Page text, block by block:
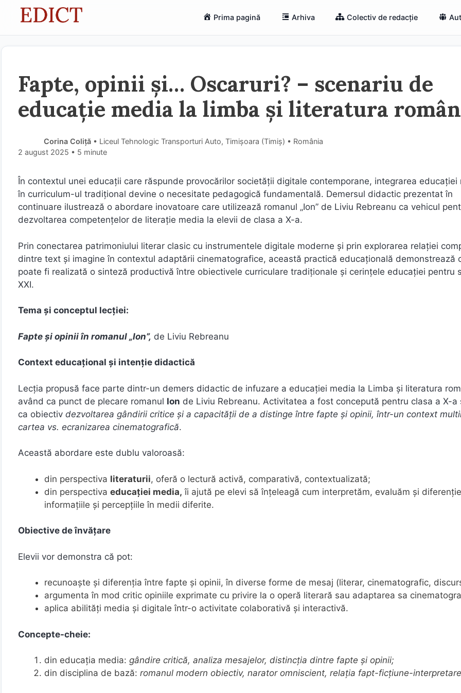
Prima pagină Arhiva Colectiv de redacție
Fapte, opinii și… Oscaruri? – scenariu de
educație media la limba și literatura
Corina Coliță • Liceul Tehnologic Transporturi Auto, Timișoara (Timiş) • România
2 august 2025 • 5 minute
În contextul unei educații care răspunde provocărilor societății digitale contemporane, integrarea educației
în curriculum-ul tradițional devine o necesitate pedagogică fundamentală. Demersul didactic prezentat în
continuare ilustrează o abordare inovatoare care utilizează romanul „Ion” de Liviu Rebreanu ca vehicul
dezvoltarea competențelor de literație media la elevii de clasa a X-a.
Prin conectarea patrimoniului literar clasic cu instrumentele digitale moderne și prin explorarea relației
dintre text și imagine în contextul adaptării cinematografice, această practică educațională demonstrează
poate fi realizată o sinteză productivă între obiectivele curriculare tradiționale și cerințele educației pentru
XXI.
Tema și conceptul lecției:
Fapte și opinii în romanul „Ion”, de Liviu Rebreanu
Context educațional și intenție didactică
Lecția propusă face parte dintr-un demers didactic de infuzare a educației media la Limba și literatura
având ca punct de plecare romanul Ion de Liviu Rebreanu. Activitatea a fost concepută pentru clasa a X-a
ca obiectiv dezvoltarea gândirii critice și a capacității de a distinge între fapte și opinii, într-un context
cartea vs. ecranizarea cinematografică.
Această abordare este dublu valoroasă:
din perspectiva literaturii, oferă o lectură activă, comparativă, contextualizată;
din perspectiva educației media, îi ajută pe elevi să înțeleagă cum interpretăm, evaluăm și
informațiile și percepțiile în medii diferite.
Obiective de învățare
Elevii vor demonstra că pot:
recunoaște și diferenția între fapte și opinii, în diverse forme de mesaj (literar, cinematografic,
argumenta în mod critic opiniile exprimate cu privire la o operă literară sau adaptarea sa
aplica abilități media și digitale într-o activitate colaborativă și interactivă.
Concepte-cheie:
din educația media: gândire critică, analiza mesajelor, distincția dintre fapte și opinii;
din disciplina de bază: romanul modern obiectiv, narator omniscient, relația fapt-ficțiune-